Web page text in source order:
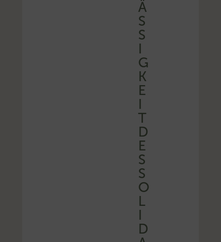
Ä
SS
I
G
K
E
I
T
D
E
S
S
O
L
I
D
A